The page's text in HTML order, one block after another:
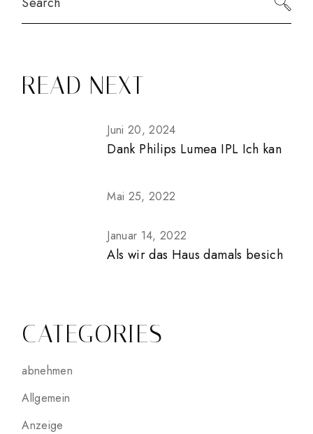
READ NEXT
Juni 20, 2024
Dank Philips Lumea IPL Ich kan
Mai 25, 2022
Januar 14, 2022
Als wir das Haus damals besich
CATEGORIES
abnehmen
Allgemein
Anzeige